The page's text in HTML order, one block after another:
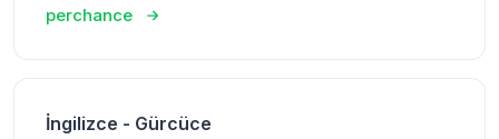
perchance
İngilizce - Gürcüce